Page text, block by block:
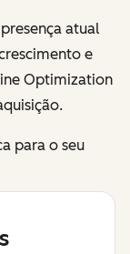
atual
e
Optimization
para o seu